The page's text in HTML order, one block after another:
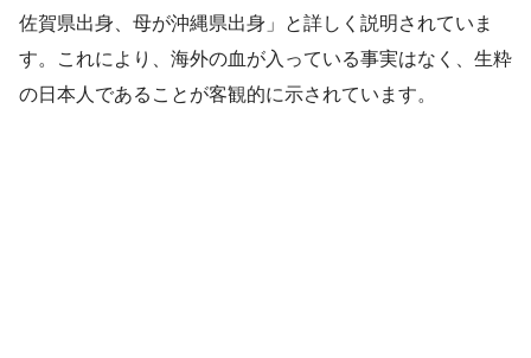
佐賀県出身、母が沖縄県出身」と詳しく説明されていま
す。これにより、海外の血が入っている事実はなく、生粋
の日本人であることが客観的に示されています。